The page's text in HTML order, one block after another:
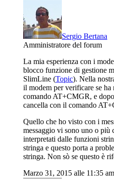
Sergio Bertana
Amministratore del forum
La mia esperienza con i
blocco funzione di gestione
SlimLine (Topic). Nella
il modem per verificare se
comando AT+CMGR, e
cancella con il comando
Quello che ho visto con i
messaggio vi sono uno o più
interpretati dalle funzioni
stringa e questo porta a
stringa. Non sò se questo è
Marzo 31, 2015 alle 11:35 am